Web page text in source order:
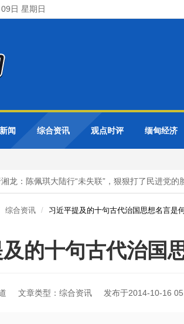
日 星期日
闻 综合资讯 观点时评 缅甸经济
：陈佩琪大陆行“未失联”，狠狠打了民进党的脸
综合资讯 习近平提及的十句古代治国思想名言是
的十句古代治国
文章类型：综合资讯 发布于2014-10-16